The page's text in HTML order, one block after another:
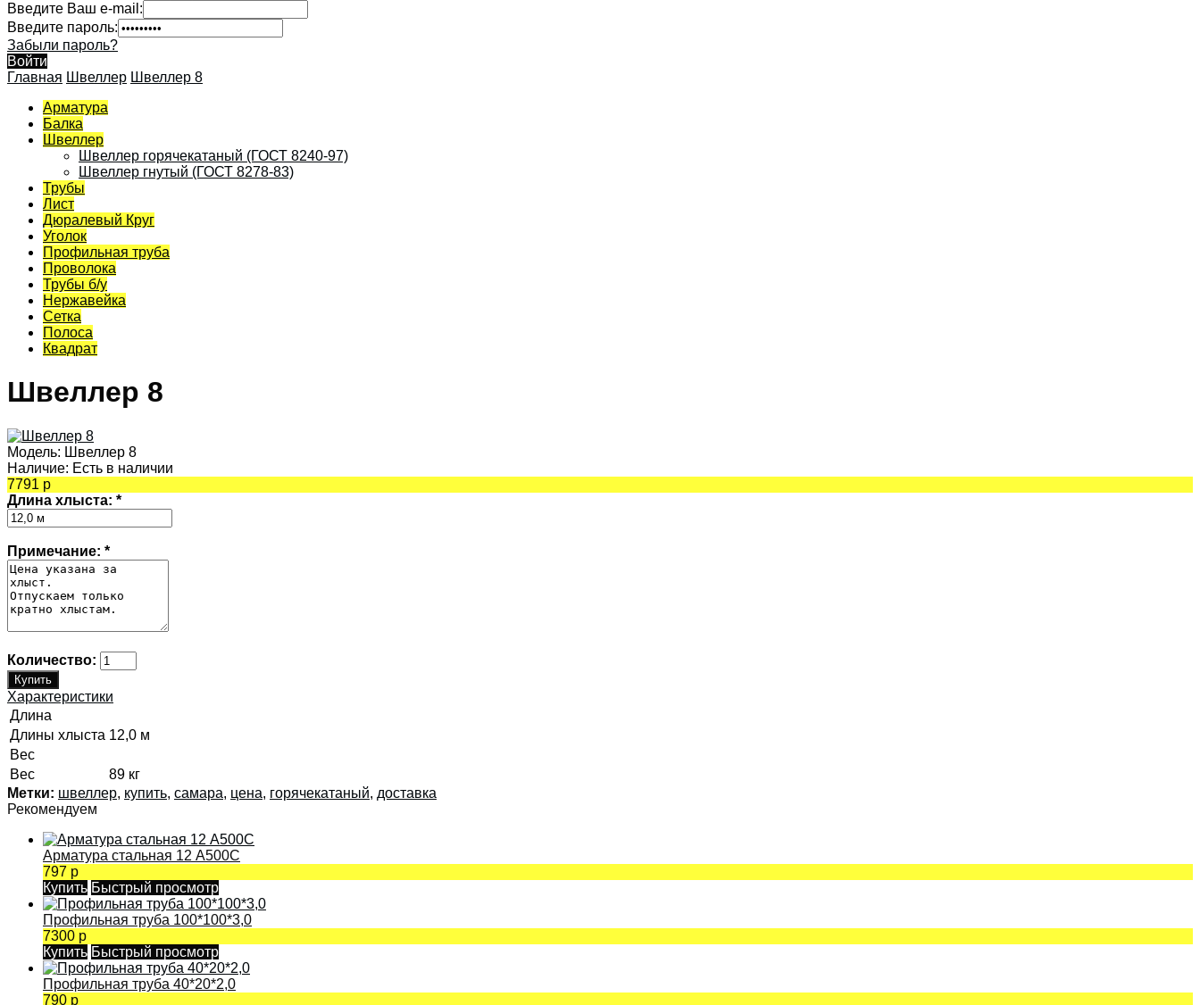
Введите Ваш e-mail:
Введите пароль:
Забыли пароль?
Войти
Главная Швеллер Швеллер 8
Арматура
Балка
Швеллер
Швеллер горячекатаный (ГОСТ 8240-97)
Швеллер гнутый (ГОСТ 8278-83)
Трубы
Лист
Дюралевый Круг
Уголок
Профильная труба
Проволока
Трубы б/у
Нержавейка
Сетка
Полоса
Квадрат
Швеллер 8
Модель: Швеллер 8
Наличие: Есть в наличии
7791 р
Длина хлыста: *
Примечание: *
Количество:
Характеристики
Длина
Длины хлыста 12,0 м
Вес
Вес
89 кг
Метки: швеллер, купить, самара, цена, горячекатаный, доставка
Рекомендуем
Арматура стальная 12 А500С
797 р
Купить Быстрый просмотр
Профильная труба 100*100*3,0
7300 р
Купить Быстрый просмотр
Профильная труба 40*20*2,0
790 р